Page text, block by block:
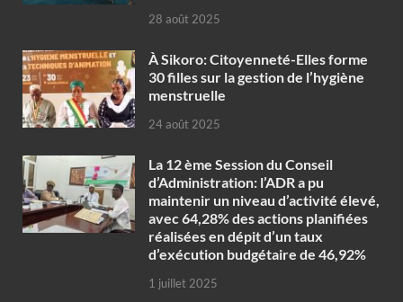
28 août 2025
À Sikoro: Citoyenneté-Elles forme
30 filles sur la gestion de l’hygiène
menstruelle
24 août 2025
La 12 ème Session du Conseil
d’Administration: l’ADR a pu
maintenir un niveau d’activité élevé,
avec 64,28% des actions planifiées
réalisées en dépit d’un taux
d’exécution budgétaire de 46,92%
1 juillet 2025